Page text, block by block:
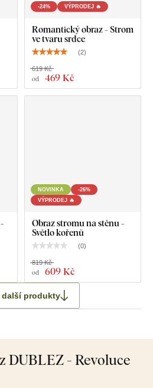
-24% VÝPRODEJ 🔥
Romantický obraz - Strom
ve tvaru srdce
(2)
od 469 Kč
619 Kč
NOVINKA
-26%
VÝPRODEJ 🔥
Obraz stromu na stěnu -
Světlo kořenů
(0)
od 609 Kč
819 Kč
další produkty
DUBLEZ - Revoluce